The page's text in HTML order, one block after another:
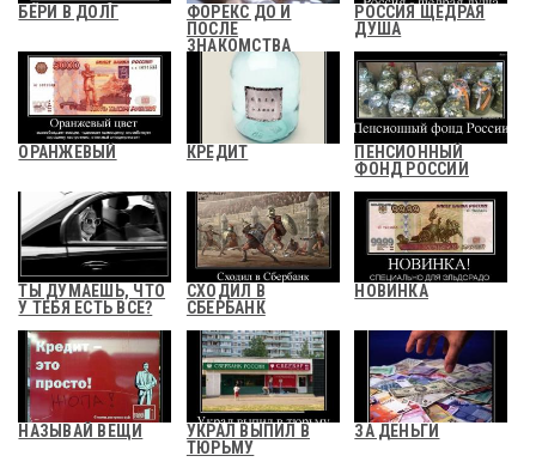
БЕРИ В ДОЛГ
ФОРЕКС ДО И
ПОСЛЕ
ЗНАКОМСТВА
РОССИЯ ЩЕДРАЯ
ДУША
ОРАНЖЕВЫЙ КРЕДИТ
ПЕНСИОННЫЙ
ФОНД РОССИИ
ТЫ ДУМАЕШЬ, ЧТО
У ТЕБЯ ЕСТЬ ВСЕ?
СХОДИЛ В
СБЕРБАНК
НОВИНКА
НАЗЫВАЙ ВЕЩИ
УКРАЛ ВЫПИЛ В
ТЮРЬМУ
ЗА ДЕНЬГИ